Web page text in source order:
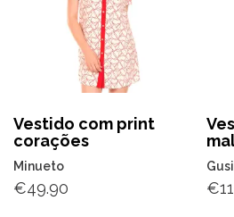
Vestido com print
corações
Minueto
€49.90
Gusi
€